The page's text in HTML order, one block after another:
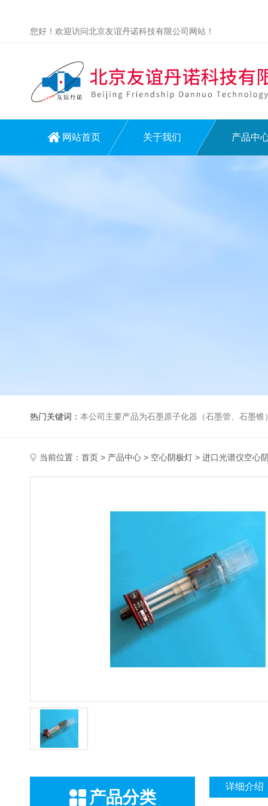
您好！欢迎访问北京友谊丹诺科技有限公司网站！
网站首页 关于我们 产品中
热门关键词： 本公司主要产品为石墨原子化器（石墨管、石墨锥）、元素空心阴极灯、氘灯、空心
当前位置： 首页 > 产品中心 > 空心阴极灯 > 进口光谱仪空心
产品分类
详细介绍